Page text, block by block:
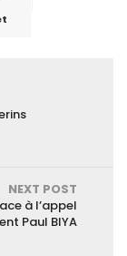
NEXT POST
à l’appel
Paul BIYA